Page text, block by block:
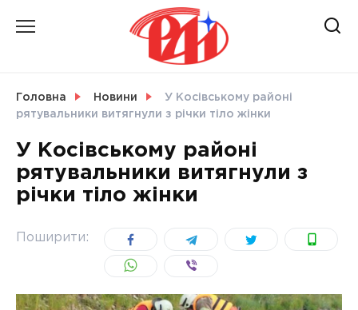
Головна Новини
У Косівському районі
рятувальники витягнули з річки тіло жінки
У Косівському районі
рятувальники витягнули з
річки тіло жінки
Поширити: